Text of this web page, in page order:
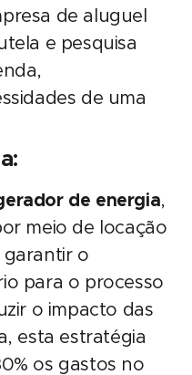
de aluguel
e pesquisa
de uma
de energia,
meio de locação
garantir o
para o processo
o impacto das
esta estratégia
os gastos no